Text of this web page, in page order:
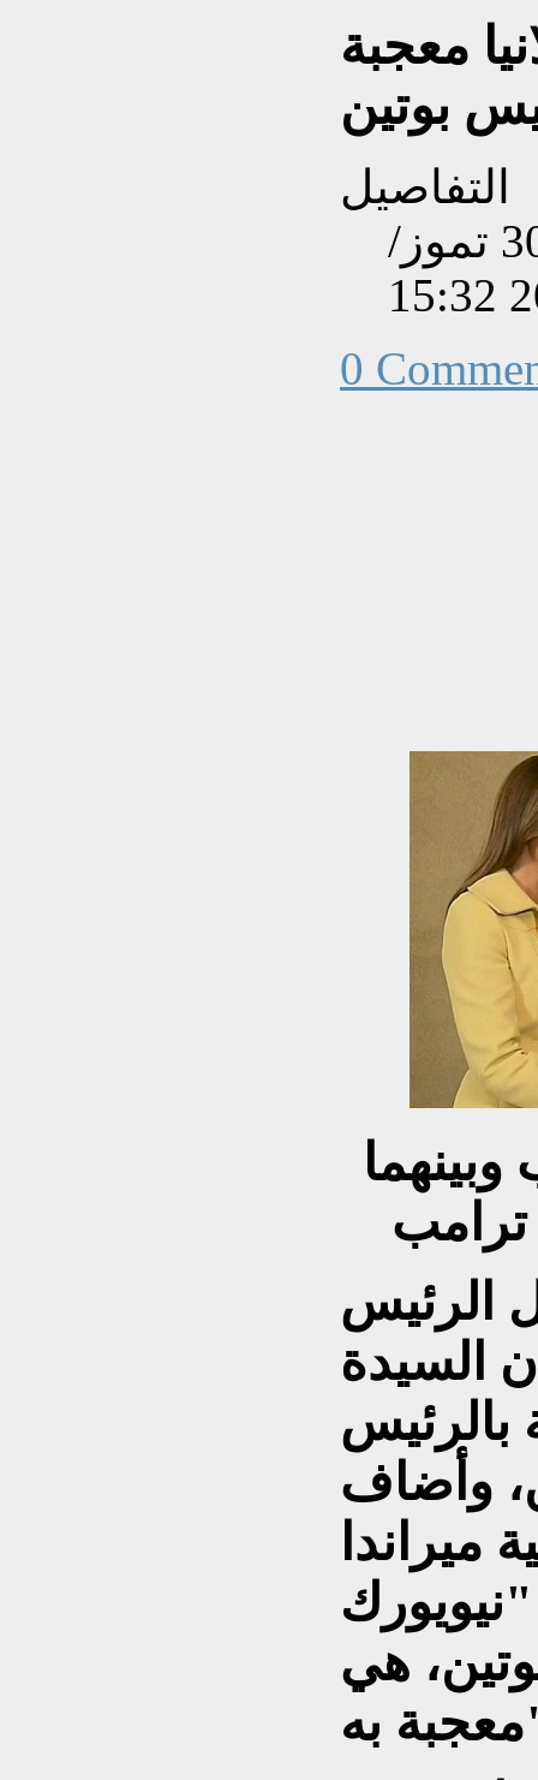
معجبة
التفاصيل
تم إنشاءه بتاريخ الأربعاء, 30 تموز/
0
وبينهما
ترامب
الرئيس
السيدة
بالرئيس
وأضاف
هي